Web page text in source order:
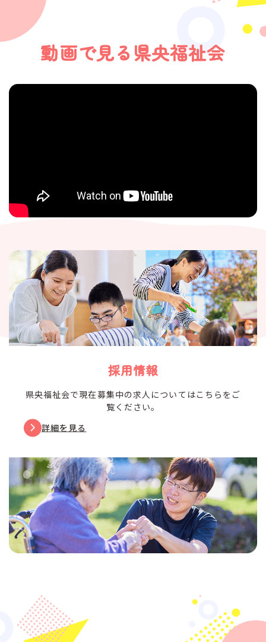
動画で見る 県央福祉会
採用情報
県央福祉会で現在募集中の求人についてはこちらをご
覧ください。
詳細を見る